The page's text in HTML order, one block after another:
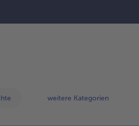
weitere Kategorien